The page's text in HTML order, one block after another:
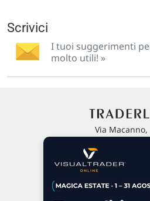
Scrivici
I tuoi suggerimenti
molto utili! »
Via Macanno,
P.IVA 02 452
Chi siamo